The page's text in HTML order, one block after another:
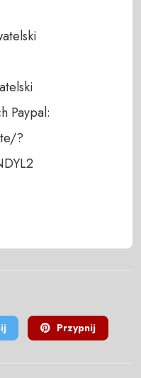
Paypal:
?
Przypnij